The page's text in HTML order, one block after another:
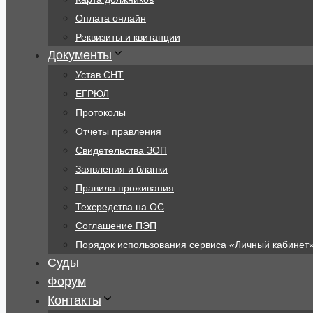
Оплата онлайн
Реквизиты и квитанции
Документы
Устав СНТ
ЕГРЮЛ
Протоколы
Отчеты правления
Свидетельства ЗОП
Заявления и бланки
Правила проживания
Техсредства на ОС
Соглашение ПЭП
Порядок использования сервиса «Личный
Суды
Форум
Контакты